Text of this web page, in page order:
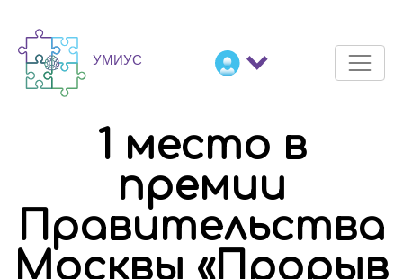
1 место в
премии
Правительства
Москвы «Прорыв